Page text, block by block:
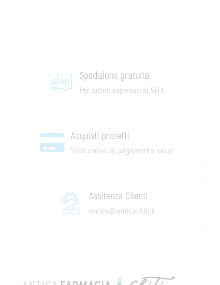
Spedizione gratuita
Per ordini superiori ai 50 €
Acquisti protetti
Solo canali di pagamento sicuri
Assitenza Clienti
ordini@anticachiti.it